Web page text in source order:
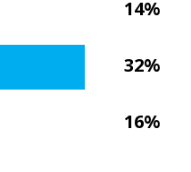
14%
32%
16%